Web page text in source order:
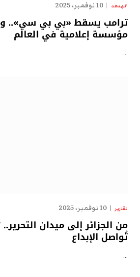
الهدهد 10 نوفمبر، 2025
ترامب يسقط «بي بي سي»..
مؤسسة إعلامية في العالم
…
تقارير 10 نوفمبر، 2025
من الجزائر إلى ميدان
تُواصل الإبداع
…